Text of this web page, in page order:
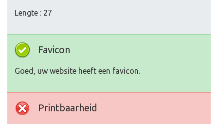
Lengte : 27
Favicon
Goed, uw website heeft een favicon.
Printbaarheid